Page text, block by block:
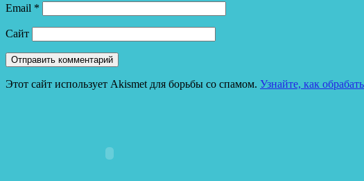
Email *
Сайт
Этот сайт использует Akismet для борьбы со спамом. Узнайте, как